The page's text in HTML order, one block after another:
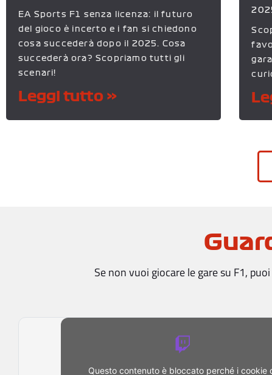
EA Sports F1 senza licenza: il futuro
del gioco è incerto e i fan si chiedono
cosa succederà dopo il 2025. Cosa
succederà ora? Scopriamo tutti gli
scenari!
Leggi tutto »
Se non vuoi giocare le gare su F1,
Questo contenuto è bloccato perché i cookie